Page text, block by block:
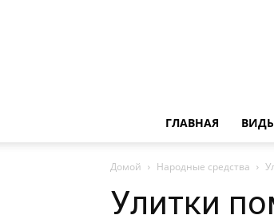
ГЛАВНАЯ
Домой Народные средства
Улитки